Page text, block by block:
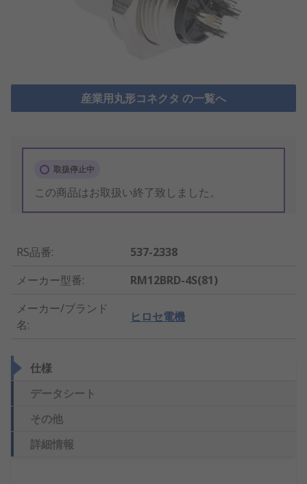
産業用丸形コネクタ の一覧へ
取扱停止中
この商品はお取扱い終了致しました。
RS品番:
537-2338
メーカー型番:
RM12BRD-4S(81)
メーカー/ブランド
名:
ヒロセ電機
仕様
データシート
その他
詳細情報